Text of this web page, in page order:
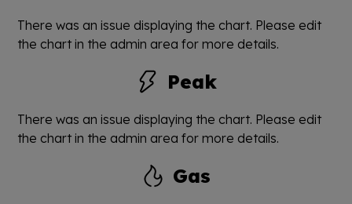
There was an issue displaying the chart. Please edit
the chart in the admin area for more details.
Peak
There was an issue displaying the chart. Please edit
the chart in the admin area for more details.
Gas